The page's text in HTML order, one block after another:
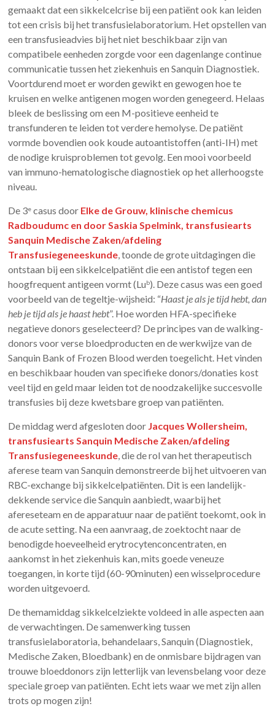
gemaakt dat een sikkelcelcrise bij een patiënt ook kan leiden
tot een crisis bij het transfusielaboratorium. Het opstellen van
een transfusieadvies bij het niet beschikbaar zijn van
compatibele eenheden zorgde voor een dagenlange continue
communicatie tussen het ziekenhuis en Sanquin Diagnostiek.
Voortdurend moet er worden gewikt en gewogen hoe te
kruisen en welke antigenen mogen worden genegeerd. Helaas
bleek de beslissing om een M-positieve eenheid te
transfunderen te leiden tot verdere hemolyse. De patiënt
vormde bovendien ook koude autoantistoffen (anti-IH) met
de nodige kruisproblemen tot gevolg. Een mooi voorbeeld
van immuno-hematologische diagnostiek op het allerhoogste
niveau.
De 3e casus door Elke de Grouw, klinische chemicus
Radboudumc en door Saskia Spelmink, transfusiearts
Sanquin Medische Zaken/afdeling
Transfusiegeneeskunde, toonde de grote uitdagingen die
ontstaan bij een sikkelcelpatiënt die een antistof tegen een
hoogfrequent antigeen vormt (Lub). Deze casus was een goed
voorbeeld van de tegeltje-wijsheid: “Haast je als je tijd hebt, dan
heb je tijd als je haast hebt”. Hoe worden HFA-specifieke
negatieve donors geselecteerd? De principes van de walking-
donors voor verse bloedproducten en de werkwijze van de
Sanquin Bank of Frozen Blood werden toegelicht. Het vinden
en beschikbaar houden van specifieke donors/donaties kost
veel tijd en geld maar leiden tot de noodzakelijke succesvolle
transfusies bij deze kwetsbare groep van patiënten.
De middag werd afgesloten door Jacques Wollersheim,
transfusiearts Sanquin Medische Zaken/afdeling
Transfusiegeneeskunde, die de rol van het therapeutisch
aferese team van Sanquin demonstreerde bij het uitvoeren van
RBC-exchange bij sikkelcelpatiënten. Dit is een landelijk-
dekkende service die Sanquin aanbiedt, waarbij het
afereseteam en de apparatuur naar de patiënt toekomt, ook in
de acute setting. Na een aanvraag, de zoektocht naar de
benodigde hoeveelheid erytrocytenconcentraten, en
aankomst in het ziekenhuis kan, mits goede veneuze
toegangen, in korte tijd (60-90minuten) een wisselprocedure
worden uitgevoerd.
De themamiddag sikkelcelziekte voldeed in alle aspecten aan
de verwachtingen. De samenwerking tussen
transfusielaboratoria, behandelaars, Sanquin (Diagnostiek,
Medische Zaken, Bloedbank) en de onmisbare bijdragen van
trouwe bloeddonors zijn letterlijk van levensbelang voor deze
speciale groep van patiënten. Echt iets waar we met zijn allen
trots op mogen zijn!